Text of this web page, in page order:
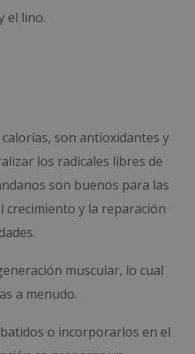
el lino.
son antioxidantes y
los radicales libres de
son buenos para las
crecimiento y la reparación
muscular, lo cual
a menudo.
o incorporarlos en el